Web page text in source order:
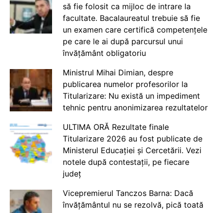
să fie folosit ca mijloc de intrare la
facultate. Bacalaureatul trebuie să fie
un examen care certifică competențele
pe care le ai după parcursul unui
învățământ obligatoriu
Ministrul Mihai Dimian, despre
publicarea numelor profesorilor la
Titularizare: Nu există un impediment
tehnic pentru anonimizarea rezultatelor
ULTIMA ORĂ Rezultate finale
Titularizare 2026 au fost publicate de
Ministerul Educației și Cercetării. Vezi
notele după contestații, pe fiecare
județ
Vicepremierul Tanczos Barna: Dacă
învățământul nu se rezolvă, pică toată